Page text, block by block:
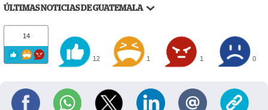
ÚLTIMAS NOTICIAS DE GUATEMALA
14
12 1 1 0